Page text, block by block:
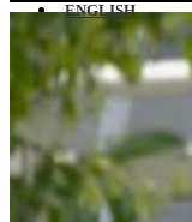
ENGLISH